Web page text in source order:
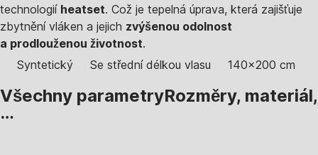
technologií heatset. Což je tepelná úprava, která zajišťuje
zbytnění vláken a jejich zvýšenou odolnost
a prodlouženou životnost.
Syntetický
Se střední délkou vlasu 140x200 cm
Všechny parametryRozměry, materiál,
…